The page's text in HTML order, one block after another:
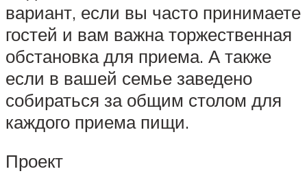
вариант, если вы часто принимаете
гостей и вам важна торжественная
обстановка для приема. А также
если в вашей семье заведено
собираться за общим столом для
каждого приема пищи.
Проект